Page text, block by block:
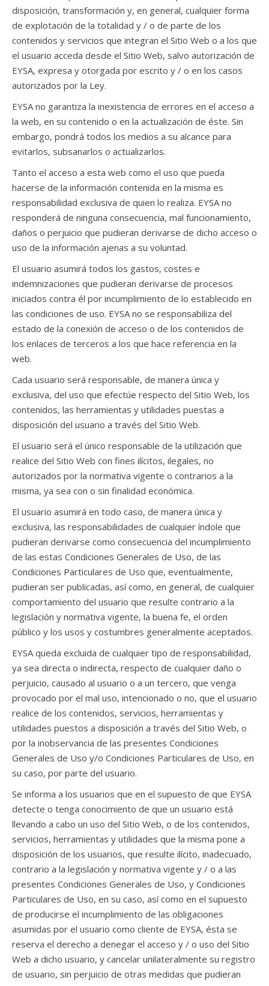
disposición, transformación y, en general, cualquier forma
de explotación de la totalidad y / o de parte de los
contenidos y servicios que integran el Sitio Web o a los que
el usuario acceda desde el Sitio Web, salvo autorización de
EYSA, expresa y otorgada por escrito y / o en los casos
autorizados por la Ley.
EYSA no garantiza la inexistencia de errores en el acceso a
la web, en su contenido o en la actualización de éste. Sin
embargo, pondrá todos los medios a su alcance para
evitarlos, subsanarlos o actualizarlos.
Tanto el acceso a esta web como el uso que pueda
hacerse de la información contenida en la misma es
responsabilidad exclusiva de quien lo realiza. EYSA no
responderá de ninguna consecuencia, mal funcionamiento,
daños o perjuicio que pudieran derivarse de dicho acceso o
uso de la información ajenas a su voluntad.
El usuario asumirá todos los gastos, costes e
indemnizaciones que pudieran derivarse de procesos
iniciados contra él por incumplimiento de lo establecido en
las condiciones de uso. EYSA no se responsabiliza del
estado de la conexión de acceso o de los contenidos de
los enlaces de terceros a los que hace referencia en la
web.
Cada usuario será responsable, de manera única y
exclusiva, del uso que efectúe respecto del Sitio Web, los
contenidos, las herramientas y utilidades puestas a
disposición del usuario a través del Sitio Web.
El usuario será el único responsable de la utilización que
realice del Sitio Web con fines ilícitos, ilegales, no
autorizados por la normativa vigente o contrarios a la
misma, ya sea con o sin finalidad económica.
El usuario asumirá en todo caso, de manera única y
exclusiva, las responsabilidades de cualquier índole que
pudieran derivarse como consecuencia del incumplimiento
de las estas Condiciones Generales de Uso, de las
Condiciones Particulares de Uso que, eventualmente,
pudieran ser publicadas, así como, en general, de cualquier
comportamiento del usuario que resulte contrario a la
legislación y normativa vigente, la buena fe, el orden
público y los usos y costumbres generalmente aceptados.
EYSA queda excluida de cualquier tipo de responsabilidad,
ya sea directa o indirecta, respecto de cualquier daño o
perjuicio, causado al usuario o a un tercero, que venga
provocado por el mal uso, intencionado o no, que el usuario
realice de los contenidos, servicios, herramientas y
utilidades puestos a disposición a través del Sitio Web, o
por la inobservancia de las presentes Condiciones
Generales de Uso y/o Condiciones Particulares de Uso, en
su caso, por parte del usuario.
Se informa a los usuarios que en el supuesto de que EYSA
detecte o tenga conocimiento de que un usuario está
llevando a cabo un uso del Sitio Web, o de los contenidos,
servicios, herramientas y utilidades que la misma pone a
disposición de los usuarios, que resulte ilícito, inadecuado,
contrario a la legislación y normativa vigente y / o a las
presentes Condiciones Generales de Uso, y Condiciones
Particulares de Uso, en su caso, así como en el supuesto
de producirse el incumplimiento de las obligaciones
asumidas por el usuario como cliente de EYSA, ésta se
reserva el derecho a denegar el acceso y / o uso del Sitio
Web a dicho usuario, y cancelar unilateralmente su registro
de usuario, sin perjuicio de otras medidas que pudieran